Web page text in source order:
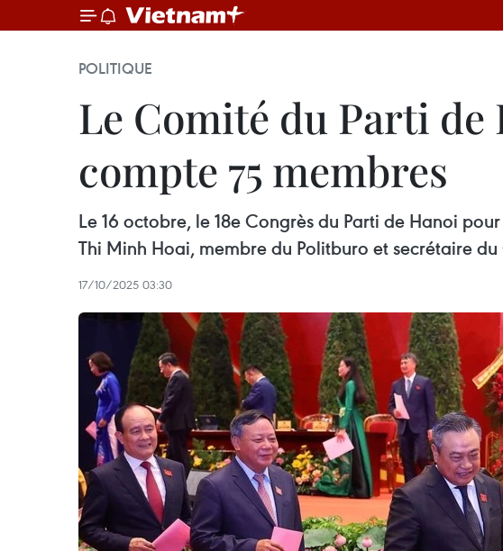
POLITIQUE
Le Comité du Parti
compte 75 membres
Le 16 octobre, le 18e Congrès du Parti de Hanoi
Thi Minh Hoai, membre du Politburo et secrétaire
17/10/2025 03:30